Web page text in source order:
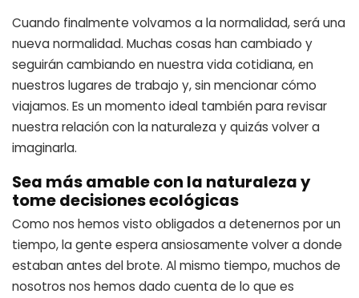
Cuando finalmente volvamos a la normalidad, será una
nueva normalidad. Muchas cosas han cambiado y
seguirán cambiando en nuestra vida cotidiana, en
nuestros lugares de trabajo y, sin mencionar cómo
viajamos. Es un momento ideal también para revisar
nuestra relación con la naturaleza y quizás volver a
imaginarla.
Sea más amable con la naturaleza y
tome decisiones ecológicas
Como nos hemos visto obligados a detenernos por un
tiempo, la gente espera ansiosamente volver a donde
estaban antes del brote. Al mismo tiempo, muchos de
nosotros nos hemos dado cuenta de lo que es